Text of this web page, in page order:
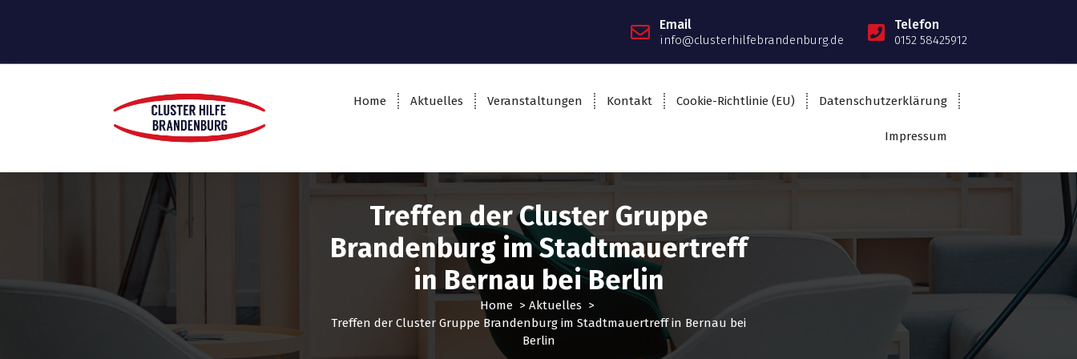
Email
info@clusterhilfebrandenburg.de
Telefon
0152 58425912
Home Aktuelles Veranstaltungen Kontakt Cookie-Richtlinie (EU) Datenschutzerklärung
Impressum
Treffen der Cluster Gruppe
Brandenburg im Stadtmauertreff
in Bernau bei Berlin
Home> Aktuelles >
Treffen der Cluster Gruppe Brandenburg im Stadtmauertreff in Bernau bei
Berlin